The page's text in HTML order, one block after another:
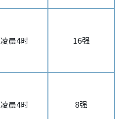
凌晨4时 16强
凌晨4时 8强